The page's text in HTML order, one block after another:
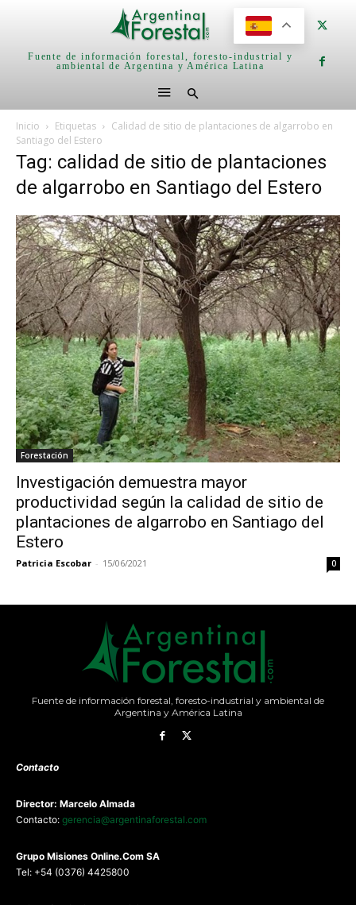
Fuente de información forestal, foresto-industrial y
ambiental de Argentina y América Latina
Inicio Etiquetas
Calidad de sitio de plantaciones de algarrobo en
Santiago del Estero
Tag: calidad de sitio de plantaciones
de algarrobo en Santiago del Estero
Forestación
Investigación demuestra mayor
productividad según la calidad de sitio de
plantaciones de algarrobo en Santiago del
Estero
Patricia Escobar - 15/06/2021 0
Fuente de información forestal, foresto-industrial y ambiental de
Argentina y América Latina
Contacto
Director: Marcelo Almada
Contacto: gerencia@argentinaforestal.com
Grupo Misiones Online.Com SA
Tel: +54 (0376) 4425800